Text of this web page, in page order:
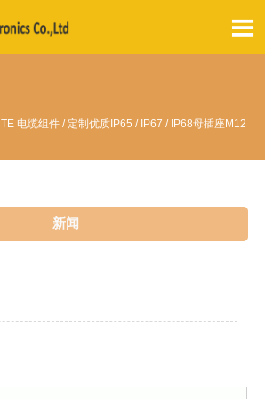

TE 电缆组件 / 定制优质IP65 / IP67 / IP68母插座M12
新闻